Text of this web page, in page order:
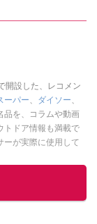
開設した、レコメン
ーパー、 ダイソー、
品を、コラムや動画
トドア情報も満載で
ーが実際に使用して